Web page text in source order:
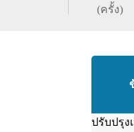
(ครั้ง)
ปรับปรุง